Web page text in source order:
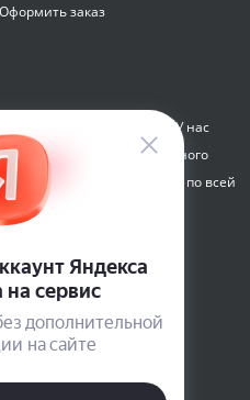
Оформить заказ
Семена на Яблочкова. У нас
цветов и посадочного
семена почтой и курьером по всей